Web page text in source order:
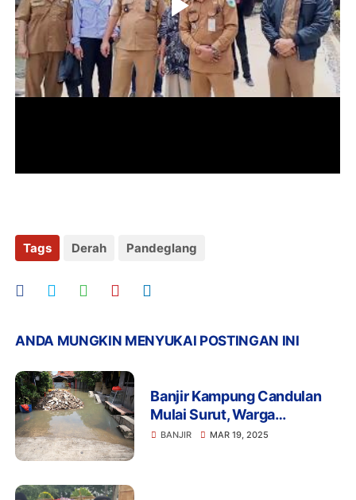
Tags Derah Pandeglang
ANDA MUNGKIN MENYUKAI POSTINGAN INI
Banjir Kampung Candulan
Mulai Surut, Warga
Berangsur Tinggalkan Posko
BANJIR MAR 19, 2025